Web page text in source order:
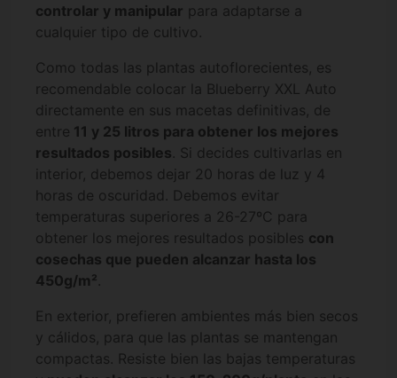
controlar y manipular para adaptarse a
cualquier tipo de cultivo.
Como todas las plantas autoflorecientes, es
recomendable colocar la Blueberry XXL Auto
directamente en sus macetas definitivas, de
entre 11 y 25 litros para obtener los mejores
resultados posibles. Si decides cultivarlas en
interior, debemos dejar 20 horas de luz y 4
horas de oscuridad. Debemos evitar
temperaturas superiores a 26-27ºC para
obtener los mejores resultados posibles con
cosechas que pueden alcanzar hasta los
450g/m².
En exterior, prefieren ambientes más bien secos
y cálidos, para que las plantas se mantengan
compactas. Resiste bien las bajas temperaturas